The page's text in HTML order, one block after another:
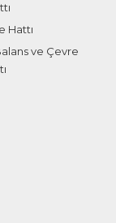
Hattı
ve Çevre